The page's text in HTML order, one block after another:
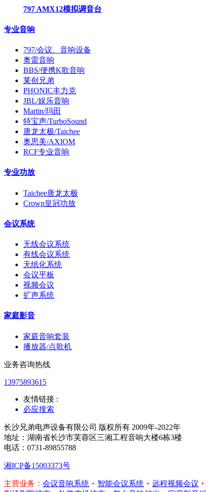
797 AMX12模拟调音台
专业音响
797/会议、音响设备
奥雷音响
BBS/便携K歌音响
莱创兄弟
PHONIC丰力克
JBL/娱乐音响
Martin/玛田
特宝声/TurboSound
唐龙太极/Taichee
奥思美/AXIOM
RCF专业音响
专业功放
Taichee唐龙太极
Crown皇冠功放
会议系统
无线会议系统
有线会议系统
无纸化系统
会议平板
视频会议
扩声系统
家庭影音
家庭音响套装
播放器/点歌机
业务咨询热线
13975893615
友情链接 :
必应搜索
长沙兄弟电声设备有限公司 版权所有 2009年-2022年
地址：湖南省长沙市芙蓉区三湘工程音响大楼6栋3楼
电话：0731-89855788
湘ICP备15003373号
主营业务： 会议音响系统 + 智能会议系统 + 远程视频会议 +